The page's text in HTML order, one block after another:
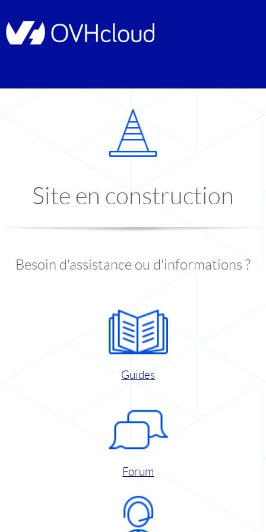
Site en construction
Besoin d'assistance ou d'informations ?
Guides
Forum